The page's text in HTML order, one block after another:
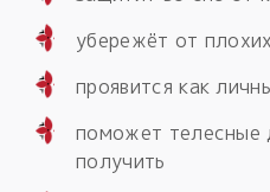
убережёт от
проявится как
поможет телесные
получить